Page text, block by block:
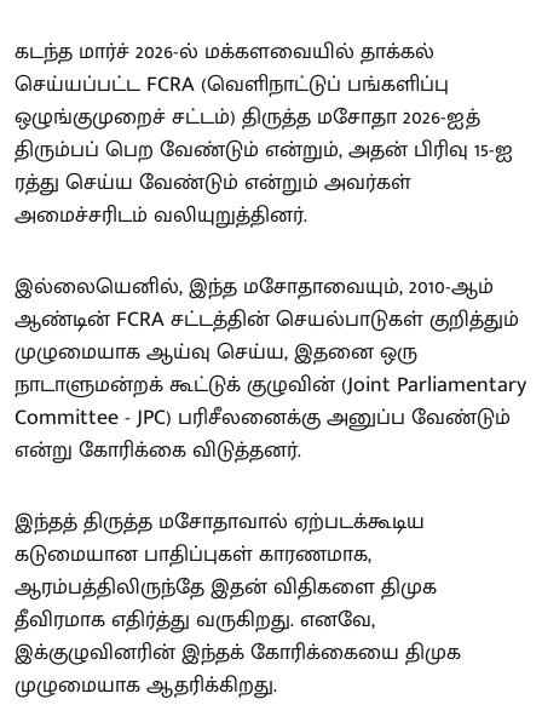
கடந்த மார்ச் 2026-ல் மக்களவையில் தாக்கல்
செய்யப்பட்ட FCRA (வெளிநாட்டுப் பங்களிப்பு
ஒழுங்குமுறைச் சட்டம்) திருத்த மசோதா 2026-ஐத்
திரும்பப் பெற வேண்டும் என்றும், அதன் பிரிவு 15-ஐ
ரத்து செய்ய வேண்டும் என்றும் அவர்கள்
அமைச்சரிடம் வலியுறுத்தினர்.
இல்லையெனில், இந்த மசோதாவையும், 2010-ஆம்
ஆண்டின் FCRA சட்டத்தின் செயல்பாடுகள் குறித்தும்
முழுமையாக ஆய்வு செய்ய, இதனை ஒரு
நாடாளுமன்றக் கூட்டுக் குழுவின் (Joint Parliamentary
Committee - JPC) பரிசீலனைக்கு அனுப்ப வேண்டும்
என்று கோரிக்கை விடுத்தனர்.
இந்தத் திருத்த மசோதாவால் ஏற்படக்கூடிய
கடுமையான பாதிப்புகள் காரணமாக,
ஆரம்பத்திலிருந்தே இதன் விதிகளை திமுக
தீவிரமாக எதிர்த்து வருகிறது. எனவே,
இக்குழுவினரின் இந்தக் கோரிக்கையை திமுக
முழுமையாக ஆதரிக்கிறது.